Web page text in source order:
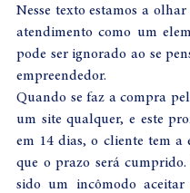
Nesse texto estamos a olhar
atendimento como um
pode ser ignorado ao se
empreendedor.
Quando se faz a compra
um site qualquer, e este
em 14 dias, o cliente tem a
que o prazo será
sido um incômodo aceitar